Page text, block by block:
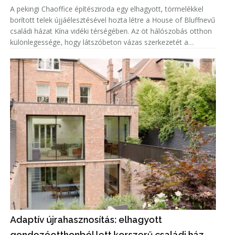
A pekingi Chaoffice építésziroda egy elhagyott, törmelékkel
borított telek újjáélesztésével hozta létre a House of Bluffnevű
családi házat Kína vidéki térségében. Az öt hálószobás otthon
különlegessége, hogy látszóbeton vázas szerkezetét a
Adaptív újrahasznosítás: elhagyott